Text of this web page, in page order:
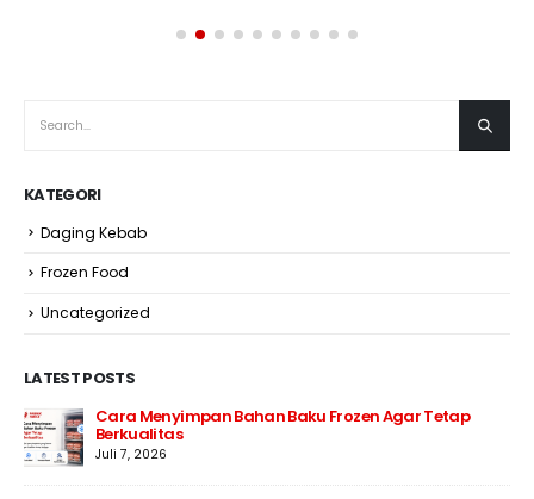
KATEGORI
Daging Kebab
Frozen Food
Uncategorized
LATEST POSTS
Cara Menyimpan Bahan Baku Frozen Agar Tetap
Berkualitas
Juli 7, 2026